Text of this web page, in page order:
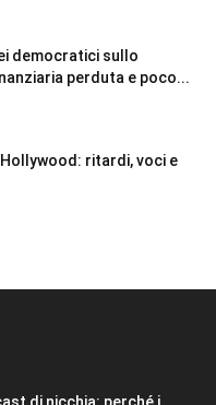
democratici sullo
perduta e poco...
ritardi, voci e
di nicchia: perché i